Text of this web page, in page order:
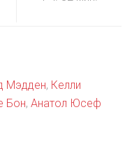
Мэдден, Келли
Бон, Анатол Юсеф